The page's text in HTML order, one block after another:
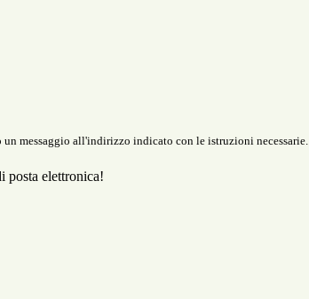
un messaggio all'indirizzo indicato con le istruzioni necessarie.
posta elettronica!